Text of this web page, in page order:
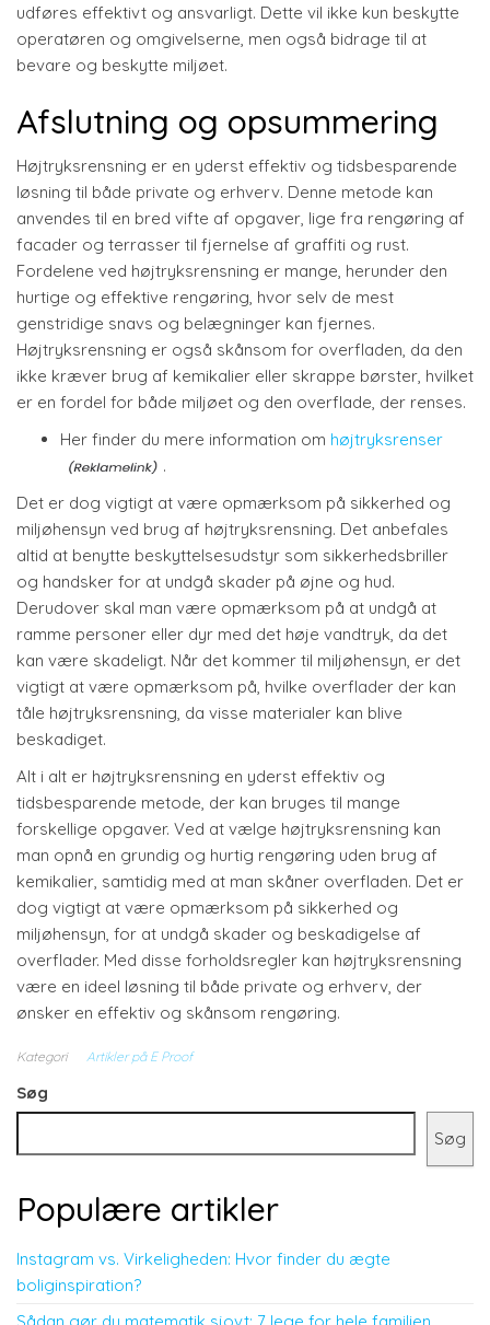
udføres effektivt og ansvarligt. Dette vil ikke kun beskytte
operatøren og omgivelserne, men også bidrage til at
bevare og beskytte miljøet.
Afslutning og opsummering
Højtryksrensning er en yderst effektiv og tidsbesparende
løsning til både private og erhverv. Denne metode kan
anvendes til en bred vifte af opgaver, lige fra rengøring af
facader og terrasser til fjernelse af graffiti og rust.
Fordelene ved højtryksrensning er mange, herunder den
hurtige og effektive rengøring, hvor selv de mest
genstridige snavs og belægninger kan fjernes.
Højtryksrensning er også skånsom for overfladen, da den
ikke kræver brug af kemikalier eller skrappe børster, hvilket
er en fordel for både miljøet og den overflade, der renses.
Her finder du mere information om højtryksrenser
.
Det er dog vigtigt at være opmærksom på sikkerhed og
miljøhensyn ved brug af højtryksrensning. Det anbefales
altid at benytte beskyttelsesudstyr som sikkerhedsbriller
og handsker for at undgå skader på øjne og hud.
Derudover skal man være opmærksom på at undgå at
ramme personer eller dyr med det høje vandtryk, da det
kan være skadeligt. Når det kommer til miljøhensyn, er det
vigtigt at være opmærksom på, hvilke overflader der kan
tåle højtryksrensning, da visse materialer kan blive
beskadiget.
Alt i alt er højtryksrensning en yderst effektiv og
tidsbesparende metode, der kan bruges til mange
forskellige opgaver. Ved at vælge højtryksrensning kan
man opnå en grundig og hurtig rengøring uden brug af
kemikalier, samtidig med at man skåner overfladen. Det er
dog vigtigt at være opmærksom på sikkerhed og
miljøhensyn, for at undgå skader og beskadigelse af
overflader. Med disse forholdsregler kan højtryksrensning
være en ideel løsning til både private og erhverv, der
ønsker en effektiv og skånsom rengøring.
Kategori Artikler på E Proof
Søg
Søg
Populære artikler
Instagram vs. Virkeligheden: Hvor finder du ægte
boliginspiration?
Sådan gør du matematik sjovt: 7 lege for hele familien